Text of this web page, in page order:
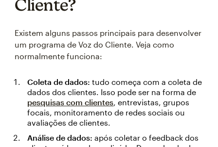
Cliente?
Existem alguns passos principais para desenvolver
um programa de Voz do Cliente. Veja como
normalmente funciona:
Coleta de dados: tudo começa com a coleta de
dados dos clientes. Isso pode ser na forma de
pesquisas com clientes, entrevistas, grupos
focais, monitoramento de redes sociais ou
avaliações de clientes.
Análise de dados: após coletar o feedback dos